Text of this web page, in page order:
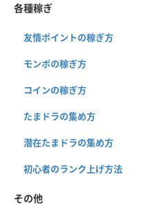
各種稼ぎ
友情ポイントの稼ぎ方
モンポの稼ぎ方
コインの稼ぎ方
たまドラの集め方
潜在たまドラの集め方
初心者のランク上げ方法
その他